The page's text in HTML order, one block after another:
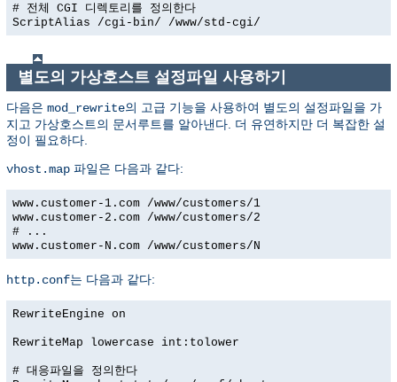
# 전체 CGI 디렉토리를 정의한다
ScriptAlias /cgi-bin/ /www/std-cgi/
별도의 가상호스트 설정파일 사용하기
다음은 mod_rewrite의 고급 기능을 사용하여 별도의 설정파일을 가
지고 가상호스트의 문서루트를 알아낸다. 더 유연하지만 더 복잡한 설
정이 필요하다.
vhost.map 파일은 다음과 같다:
www.customer-1.com /www/customers/1
www.customer-2.com /www/customers/2
# ...
www.customer-N.com /www/customers/N
http.conf는 다음과 같다:
RewriteEngine on
RewriteMap lowercase int:tolower
# 대응파일을 정의한다